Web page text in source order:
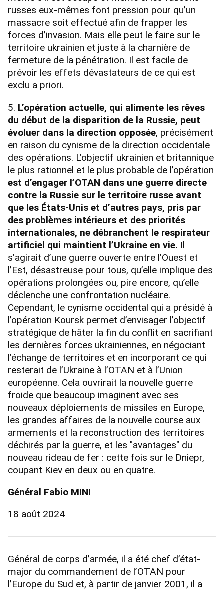
russes eux-mêmes font pression pour qu’un
massacre soit effectué afin de frapper les
forces d’invasion. Mais elle peut le faire sur le
territoire ukrainien et juste à la charnière de
fermeture de la pénétration. Il est facile de
prévoir les effets dévastateurs de ce qui est
exclu a priori.
5. L’opération actuelle, qui alimente les rêves
du début de la disparition de la Russie, peut
évoluer dans la direction opposée, précisément
en raison du cynisme de la direction occidentale
des opérations. L’objectif ukrainien et britannique
le plus rationnel et le plus probable de l’opération
est d’engager l’OTAN dans une guerre directe
contre la Russie sur le territoire russe avant
que les États-Unis et d’autres pays, pris par
des problèmes intérieurs et des priorités
internationales, ne débranchent le respirateur
artificiel qui maintient l’Ukraine en vie. Il
s’agirait d’une guerre ouverte entre l’Ouest et
l’Est, désastreuse pour tous, qu’elle implique des
opérations prolongées ou, pire encore, qu’elle
déclenche une confrontation nucléaire.
Cependant, le cynisme occidental qui a présidé à
l’opération Koursk permet d’envisager l’objectif
stratégique de hâter la fin du conflit en sacrifiant
les dernières forces ukrainiennes, en négociant
l’échange de territoires et en incorporant ce qui
resterait de l’Ukraine à l’OTAN et à l’Union
européenne. Cela ouvrirait la nouvelle guerre
froide que beaucoup imaginent avec ses
nouveaux déploiements de missiles en Europe,
les grandes affaires de la nouvelle course aux
armements et la reconstruction des territoires
déchirés par la guerre, et les "avantages" du
nouveau rideau de fer : cette fois sur le Dniepr,
coupant Kiev en deux ou en quatre.
Général Fabio MINI
18 août 2024
Général de corps d’armée, il a été chef d’état-
major du commandement de l’OTAN pour
l’Europe du Sud et, à partir de janvier 2001, il a